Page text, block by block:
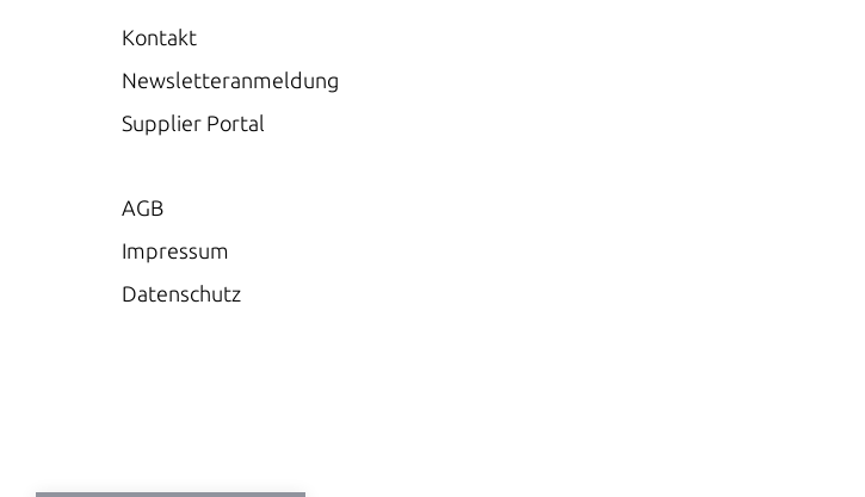
Kontakt
Newsletteranmeldung
Supplier Portal
AGB
Impressum
Datenschutz